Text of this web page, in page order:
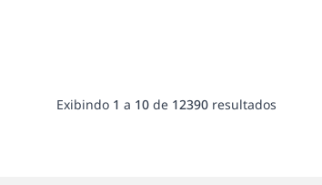
Exibindo 1 a 10 de 12390 resultados